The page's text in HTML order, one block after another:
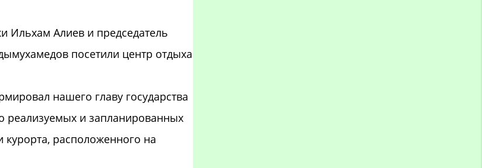
Ильхам Алиев и председатель
посетили центр отдыха
нашего главу государства
реализуемых и запланированных
расположенного на